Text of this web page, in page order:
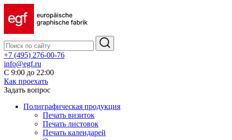
+7 (495) 276-00-76
info@egf.ru
С 9:00 до 22:00
Как проехать
Задать вопрос
Полиграфическая продукция
Печать визиток
Печать листовок
Печать календарей